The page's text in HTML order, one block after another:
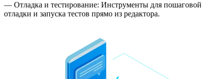
— Отладка и тестирование: Инструменты для пошаговой
отладки и запуска тестов прямо из редактора.